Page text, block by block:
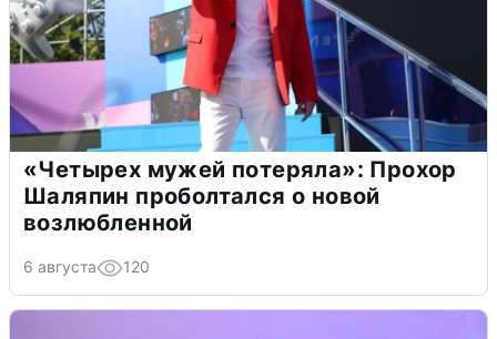
«Четырех мужей потеряла»: Прохор
Шаляпин проболтался о новой
возлюбленной
6 августа 120